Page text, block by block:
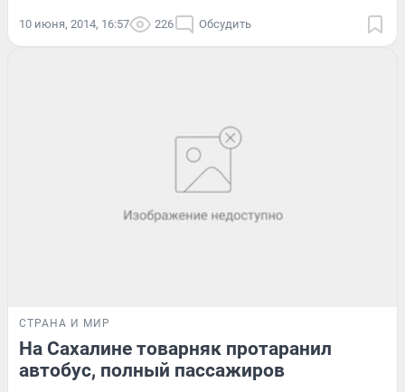
10 июня, 2014, 16:57 226 Обсудить
СТРАНА И МИР
На Сахалине товарняк протаранил
автобус, полный пассажиров